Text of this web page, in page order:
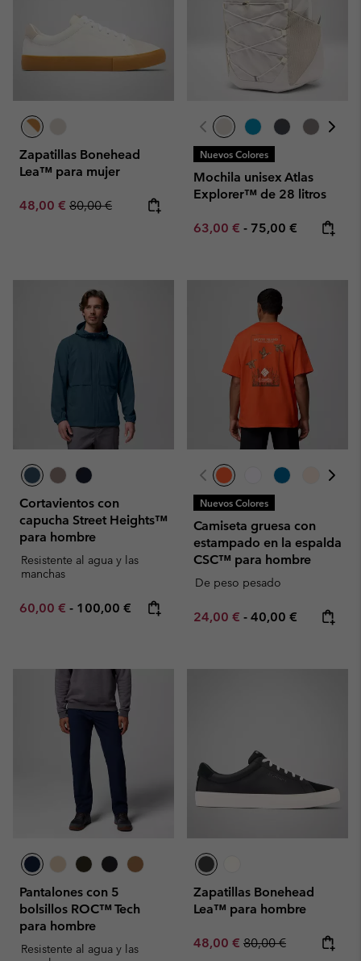
Zapatillas Bonehead
Lea™ para mujer
Sale price:
48,00 € Regular price:
80,00 €
Nuevos Colores
Mochila unisex Atlas
Explorer™ de 28 litros
Minimum sale price:
63,00 € - Maximum price:
75,00 €
Cortavientos con
capucha Street Heights™
para hombre
Resistente al agua y las
manchas
Minimum sale price:
60,00 € - Maximum price:
100,00 €
Nuevos Colores
Camiseta gruesa con
estampado en la espalda
CSC™ para hombre
De peso pesado
Minimum sale price:
24,00 € - Maximum price:
40,00 €
Pantalones con 5
bolsillos ROC™ Tech
para hombre
Resistente al agua y las
Zapatillas Bonehead
Lea™ para hombre
Sale price:
48,00 € Regular price:
80,00 €